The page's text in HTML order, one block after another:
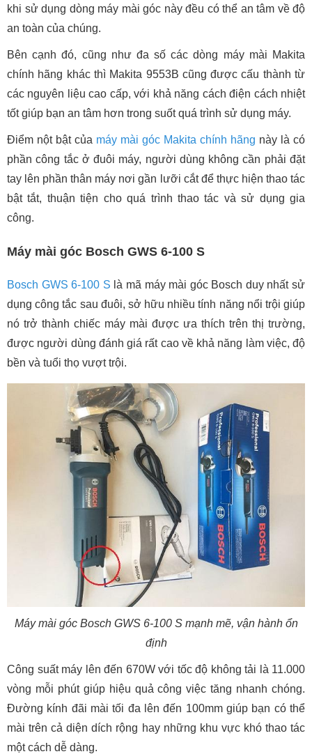
khi sử dụng dòng máy mài góc này đều có thể an tâm về độ
an toàn của chúng.
Bên cạnh đó, cũng như đa số các dòng máy mài Makita
chính hãng khác thì Makita 9553B cũng được cấu thành từ
các nguyên liệu cao cấp, với khả năng cách điện cách nhiệt
tốt giúp bạn an tâm hơn trong suốt quá trình sử dụng máy.
Điểm nột bật của máy mài góc Makita chính hãng này là có
phần công tắc ở đuôi máy, người dùng không cần phải đặt
tay lên phần thân máy nơi gần lưỡi cắt để thực hiện thao tác
bật tắt, thuận tiện cho quá trình thao tác và sử dụng gia
công.
Máy mài góc Bosch GWS 6-100 S
Bosch GWS 6-100 S là mã máy mài góc Bosch duy nhất sử
dụng công tắc sau đuôi, sở hữu nhiều tính năng nổi trội giúp
nó trở thành chiếc máy mài được ưa thích trên thị trường,
được người dùng đánh giá rất cao về khả năng làm việc, độ
bền và tuổi thọ vượt trội.
Máy mài góc Bosch GWS 6-100 S mạnh mẽ, vận hành ổn
định
Công suất máy lên đến 670W với tốc độ không tải là 11.000
vòng mỗi phút giúp hiệu quả công việc tăng nhanh chóng.
Đường kính đãi mài tối đa lên đến 100mm giúp bạn có thể
mài trên cả diện dích rộng hay những khu vực khó thao tác
một cách dễ dàng.